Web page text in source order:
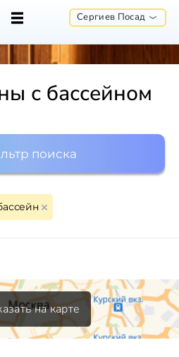
Сергиев Посад
с бассейном
поиска
на карте